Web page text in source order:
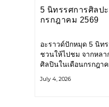
5 นิทรรศการศิลป
กรกฎาคม 2569
อะราวด์ปักหมุด 5 นิท
ชวนให้ไปชม จากหลา
ศิลปินในเดือนกรกฎา
กลุ่ม Anonymous โดย
July 4, 2026